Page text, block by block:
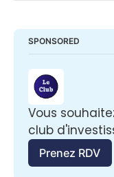
SPONSORED
Vous
club
Prenez RDV